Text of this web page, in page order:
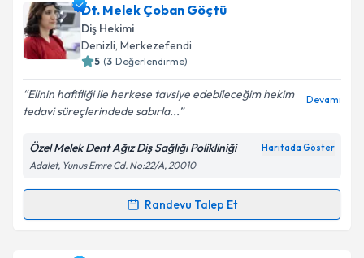
Dt. Serdar Serbestiçin randevu takvimi talebi
oluşturun. Size bu uzmandan randevu almanız için bir
takvim hazırlandığında e-posta ile bilgilendireceğiz.
Kişisel verilerimin işlenmesine ilişkin
Aydınlatma
Metni'ni okudum ve kişisel verilerimin belirtilen
kapsamda işlenmesini kabul ediyorum.
Dt. Melek Çoban Göçtü
Diş Hekimi
Denizli, Merkezefendi
5 (3 Değerlendirme)
Elinin hafifliği ile herkese tavsiye edebileceğim hekim
tedavi süreçlerindede sabırla...
Devamı
Özel Melek Dent Ağız Diş Sağlığı Polikliniği Haritada Göster
Adalet, Yunus Emre Cd. No:22/A, 20010
Randevu Talep Et
Randevu Takvimi Talebi